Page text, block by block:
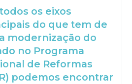
os eixos
do que tem de
modernização do
no Programa
de Reformas
podemos encontrar